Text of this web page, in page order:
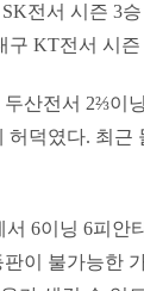
전서 시즌 3
KT전서 시
산전서 2⅔이
덕였다. 최근
6이닝 6피안
이 불가능한